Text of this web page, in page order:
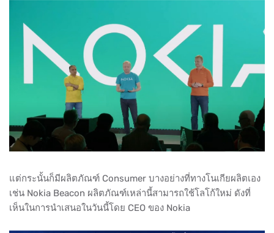
แต่กระนั้นก็มีผลิตภัณฑ์ Consumer บางอย่างที่ทางโนเกียผลิตเอง
เช่น Nokia Beacon ผลิตภัณฑ์เหล่านี้สามารถใช้โลโก้ใหม่ ดังที่
เห็นในการนำเสนอในวันนี้โดย CEO ของ Nokia